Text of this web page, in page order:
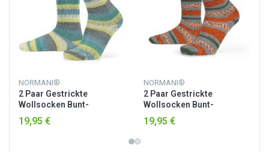
NORMANI®
2 Paar Gestrickte
Wollsocken Bunt-
geringelt Blau
19,95 €
NORMANI®
2 Paar Gestrickte
Wollsocken Bunt-
geringelt Orange
19,95 €